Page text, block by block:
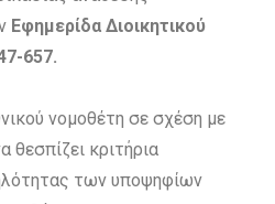
Εφημερίδα Διοικητικού
657.
νομοθέτη σε σχέση με
θεσπίζει κριτήρια
των υποψηφίων